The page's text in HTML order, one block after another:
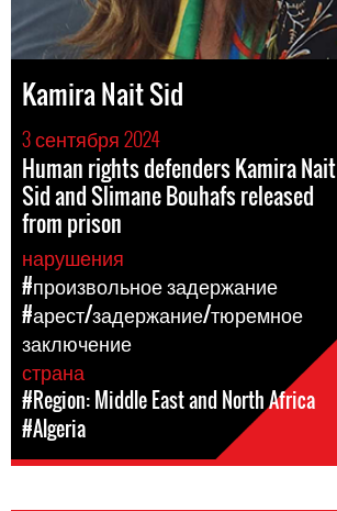
Kamira Nait Sid
3 сентября 2024
Human rights defenders Kamira Nait
Sid and Slimane Bouhafs released
from prison
нарушения
#произвольное задержание
#арест/задержание/тюремное
заключение
страна
#Region: Middle East and North Africa
#Algeria